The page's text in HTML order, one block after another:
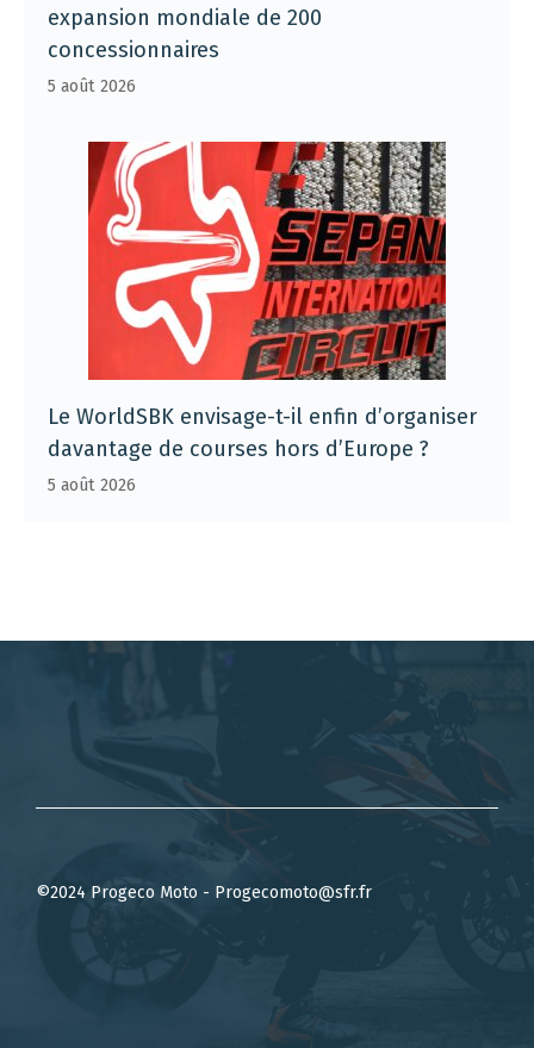
expansion mondiale de 200
concessionnaires
5 août 2026
Le WorldSBK envisage-t-il enfin d’organiser
davantage de courses hors d’Europe ?
5 août 2026
©2024 Progeco Moto - Progecomoto@sfr.fr